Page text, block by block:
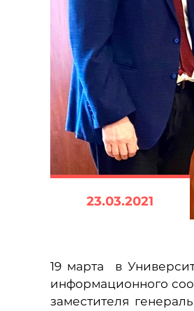
23.03.2021
19 марта в
информационного
заместителя